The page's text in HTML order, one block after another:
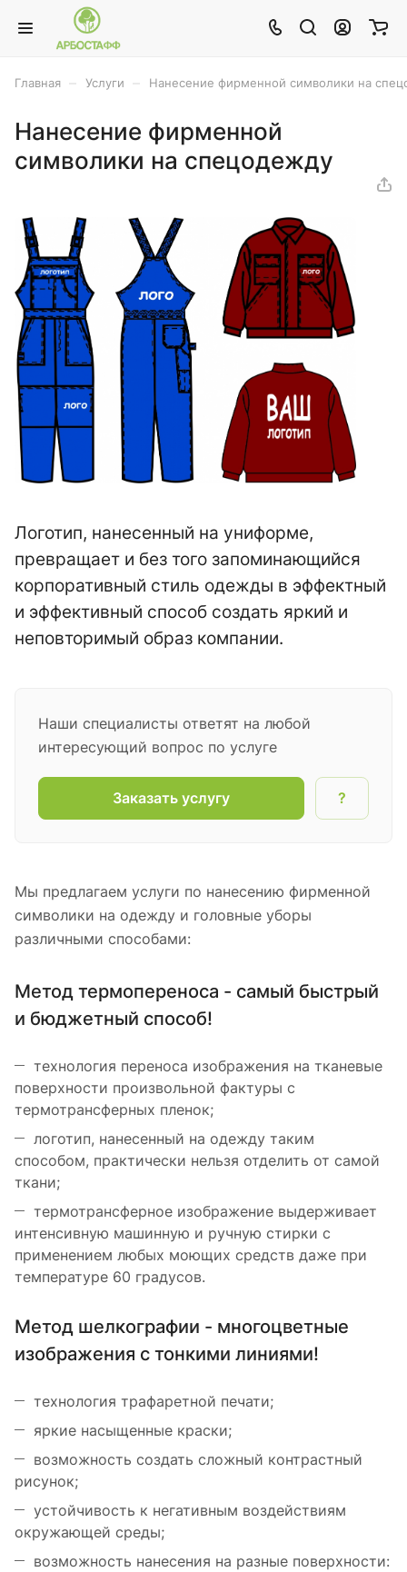
Главная Услуги Нанесение фирменной символики на
Нанесение фирменной
символики на спецодежду
Логотип, нанесенный на униформе,
превращает и без того запоминающийся
корпоративный стиль одежды в эффектный
и эффективный способ создать яркий и
неповторимый образ компании.
Наши специалисты ответят на любой
интересующий вопрос по услуге
Заказать услугу ?
Мы предлагаем услуги по нанесению фирменной
символики на одежду и головные уборы
различными способами:
Метод термопереноса - самый быстрый
и бюджетный способ!
технология переноса изображения на тканевые
поверхности произвольной фактуры с
термотрансферных пленок;
логотип, нанесенный на одежду таким
способом, практически нельзя отделить от самой
ткани;
термотрансферное изображение выдерживает
интенсивную машинную и ручную стирки с
применением любых моющих средств даже при
температуре 60 градусов.
Метод шелкографии - многоцветные
изображения с тонкими линиями!
технология трафаретной печати;
яркие насыщенные краски;
возможность создать сложный контрастный
рисунок;
устойчивость к негативным воздействиям
окружающей среды;
возможность нанесения на разные поверхности: